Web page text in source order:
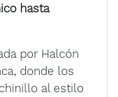
hasta
por Halcón
donde los
al estilo